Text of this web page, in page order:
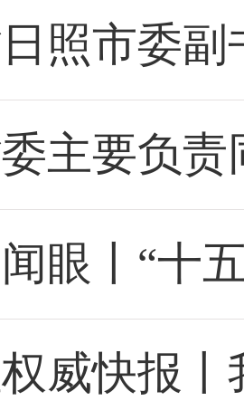
照市委
主要负
眼丨“十
威快报